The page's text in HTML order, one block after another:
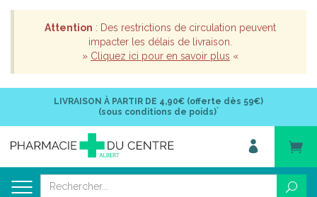
Attention : Des restrictions de circulation peuvent
impacter les délais de livraison.
» Cliquez ici pour en savoir plus «
LIVRAISON À PARTIR DE 4,90€ (offerte dès 59€)
(sous conditions de poids)*